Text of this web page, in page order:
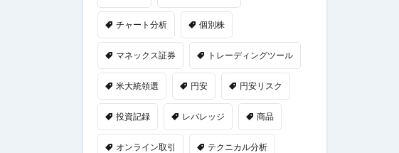
チャート分析 個別株
マネックス証券 トレーディングツール
米大統領選 円安 円安リスク
投資記録 レバレッジ 商品
オンライン取引 テクニカル分析